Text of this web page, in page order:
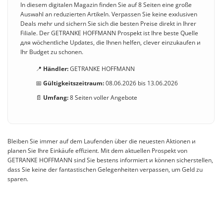
In diesem digitalen Magazin finden Sie auf 8 Seiten eine große
Auswahl an reduzierten Artikeln. Verpassen Sie keine exкlusiven
Deals mehr und sichern Sie sich die besten Preise direkt in Ihrer
Filiale. Der GETRANKE HOFFMANN Prospekt ist Ihre beste Quelle
для wöchentliche Updates, die Ihnen helfen, clever einzukaufen и
Ihr Budget zu schonen.
📍 Händler:GETRANKE HOFFMANN
📅 Gültigkeitszeitraum:08.06.2026 bis 13.06.2026
📄 Umfang:8 Seiten voller Angebote
Bleiben Sie immer auf dem Laufenden über die neuesten Aktionen и
planen Sie Ihre Einkäufe effizient. Mit dem aktuellen Prospekt von
GETRANKE HOFFMANN sind Sie bestens informiert и können sicherstellen,
dass Sie keine der fantastischen Gelegenheiten verpassen, um Geld zu
sparen.